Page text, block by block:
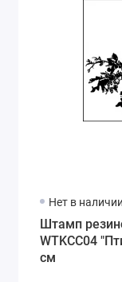
Нет в наличии
Штамп
WTKCC04
см